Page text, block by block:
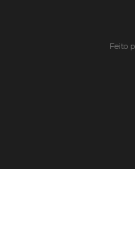
Feito